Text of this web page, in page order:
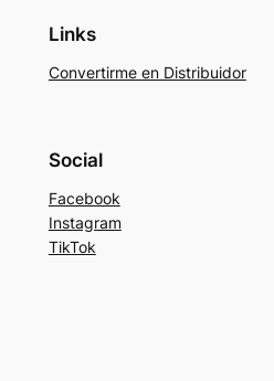
Links
Convertirme en Distribuidor
Social
Facebook
Instagram
TikTok